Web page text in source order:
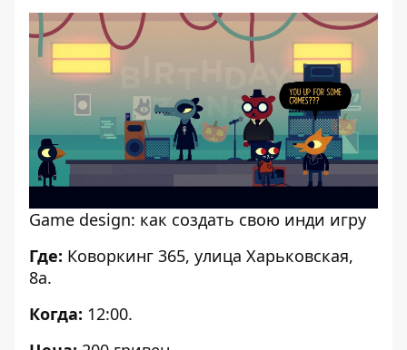
Game design: как создать свою инди игру
Где: Коворкинг 365, улица Харьковская,
8а.
Когда: 12:00.